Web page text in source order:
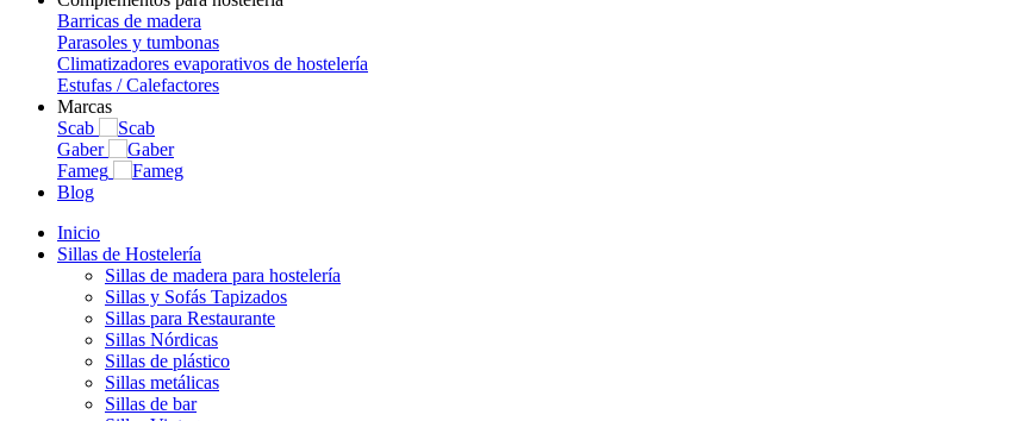
Barricas de madera
Parasoles y tumbonas
Climatizadores evaporativos de hostelería
Estufas / Calefactores
Marcas
Scab
Gaber
Fameg
Blog
Inicio
Sillas de Hostelería
Sillas de madera para hostelería
Sillas y Sofás Tapizados
Sillas para Restaurante
Sillas Nórdicas
Sillas de plástico
Sillas metálicas
Sillas de bar